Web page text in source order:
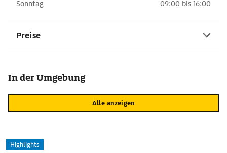
Sonntag 09:00 bis 16:00
Preise
In der Umgebung
Alle anzeigen
Highlights